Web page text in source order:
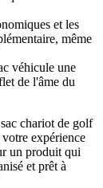
et les
même
véhicule une
de l'âme du
chariot de golf
expérience
un produit qui
et prêt à